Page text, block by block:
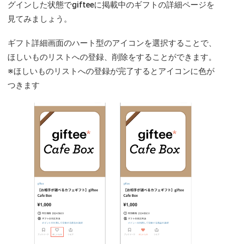
グインした状態でgifteeに掲載中のギフトの詳細ページを
見てみましょう。
ギフト詳細画面のハート型のアイコンを選択することで、
ほしいものリストへの登録、削除をすることができます。
※ほしいものリストへの登録が完了するとアイコンに色が
つきます